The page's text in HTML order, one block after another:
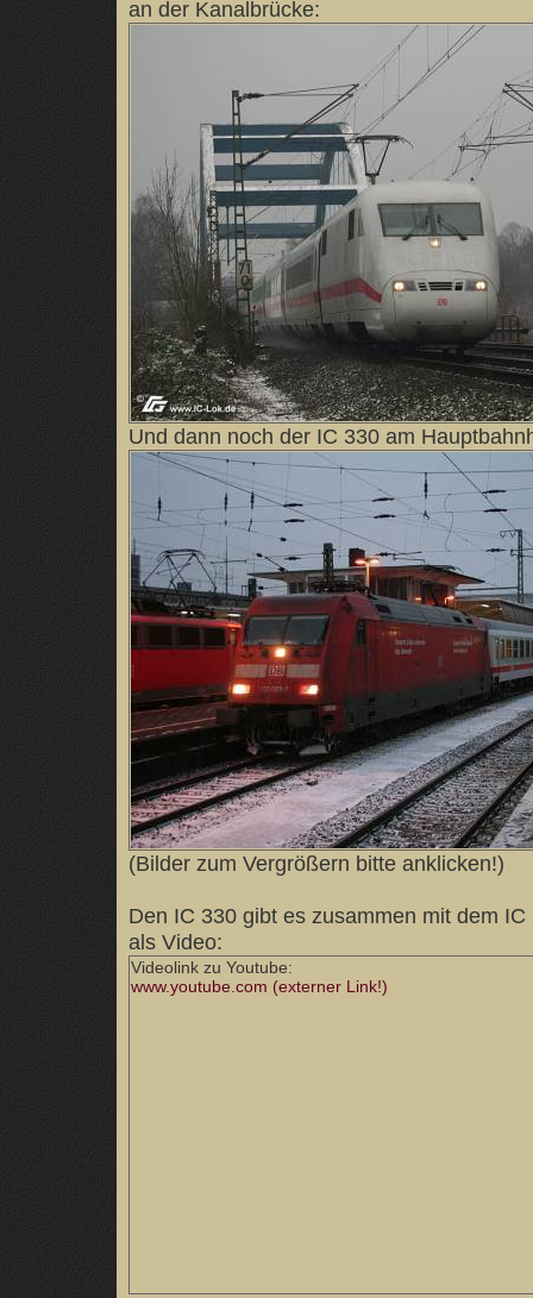
an der Kanalbrücke:
Und dann noch der IC 330 am
(Bilder zum Vergrößern bitte anklicken!)
Den IC 330 gibt es zusammen mit dem
als Video:
Videolink zu Youtube:
www.youtube.com (externer Link!)